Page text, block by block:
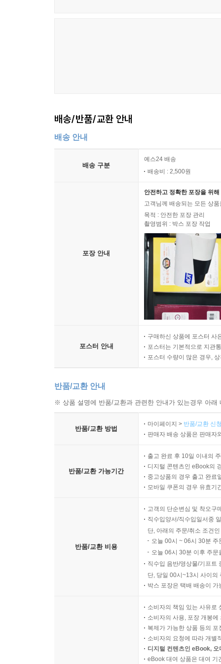
배송/반품/교환 안내
배송 안내
배송 구분
예스24 배송
배송비 : 2,500원
포장 안내
안전하고 정확한 포장을 위
고객님께 배송되는 모든 상
목적 : 안전한 포장 관리
촬영범위 : 박스 포장 작업
포스터 안내
구매하신 상품에 포스터 사
포스터는 기본적으로 지관
포스터 수량이 많은 경우,
반품/교환 안내
※ 상품 설명에 반품/교환과 관련한 안내가 있는경우 아
반품/교환 방법
마이페이지 > 반품/교환 신
판매자 배송 상품은 판매자
반품/교환 가능기간
출고 완료 후 10일 이내의
디지털 콘텐츠인 eBook의
중고상품의 경우 출고 완료
모바일 쿠폰의 경우 유효기
반품/교환 비용
고객의 단순변심 및 착오구
직수입양서/직수입일서중
단, 아래의 주문/취소 조건
오늘 00시 ~ 06시 30분
오늘 06시 30분 이후 주
직수입 음반/영상물/기프트
단, 당일 00시~13시 사이의
박스 포장은 택배 배송이
소비자의 책임 있는 사유로
소비자의 사용, 포장 개봉
복제가 가능한 상품 등의
소비자의 요청에 따라 개별
디지털 컨텐츠인 eBook,
eBook 대여 상품은 대여 기